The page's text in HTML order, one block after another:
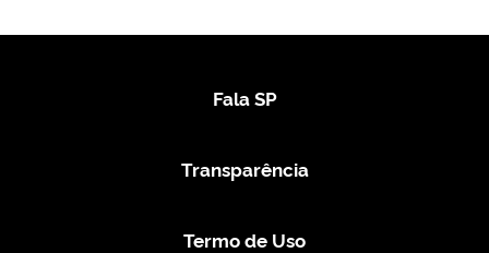
Fala SP
Transparência
Termo de Uso